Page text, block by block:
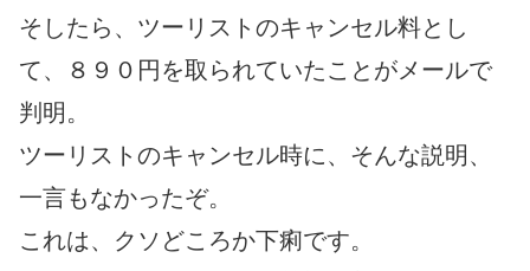
そしたら、ツーリストのキャンセル料とし
て、８９０円を取られていたことがメールで
判明。
ツーリストのキャンセル時に、そんな説明、
一言もなかったぞ。
これは、クソどころか下痢です。